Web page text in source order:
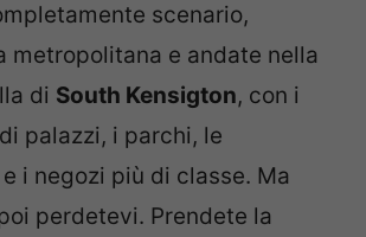
scenario,
metropolitana e andate nella
di South Kensigton, con i
palazzi, i parchi, le
i negozi più di classe. Ma
perdetevi. Prendete la